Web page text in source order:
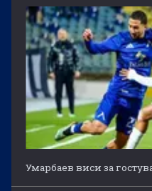
Умарбаев виси за